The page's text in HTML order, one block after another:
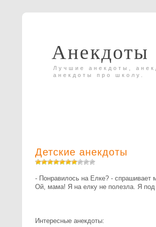
Анекдоты
Лучшие анекдоты,
анекдоты про школу.
Детские анекдоты
- Понравилось на Елке? - спрашивает
Ой, мама! Я на елку не полезла. Я
Интересные анекдоты: